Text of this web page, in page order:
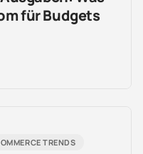
für Budgets
TRENDS